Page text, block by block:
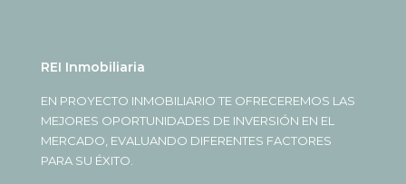
REI Inmobiliaria
EN PROYECTO INMOBILIARIO TE OFRECEREMOS LAS
MEJORES OPORTUNIDADES DE INVERSIÓN EN EL
MERCADO, EVALUANDO DIFERENTES FACTORES
PARA SU ÉXITO.